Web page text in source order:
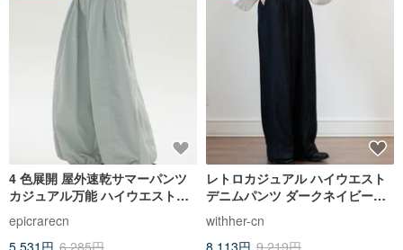
4 色展開 屋外速乾サマーパンツ
カジュアル万能 ハイウエストワ
イドレッグパンツ リラックスロ
ングパンツ
epicrarecn
5,531円 6,285円
レトロカジュアル ハイウエスト
デニムパンツ ダークネイビーブ
ラック ワイドストレート スラッ
クス
withher-cn
8,113円 9,219円